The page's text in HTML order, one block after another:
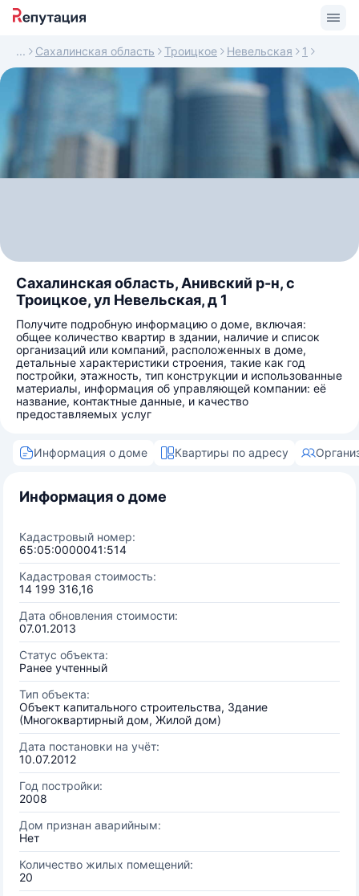
Сахалинская область Троицкое Невельская 1
Сахалинская область, Анивский р-н, с
Троицкое, ул Невельская, д 1
Получите подробную информацию о доме, включая:
общее количество квартир в здании, наличие и список
организаций или компаний, расположенных в доме,
детальные характеристики строения, такие как год
постройки, этажность, тип конструкции и использованные
материалы, информация об управляющей компании: её
название, контактные данные, и качество
предоставляемых услуг
Информация о доме Квартиры по адресу
Информация о доме
Кадастровый номер:
65:05:0000041:514
Кадастровая стоимость:
14 199 316,16
Дата обновления стоимости:
07.01.2013
Статус объекта:
Ранее учтенный
Тип объекта:
Объект капитального строительства, Здание
(Многоквартирный дом, Жилой дом)
Дата постановки на учёт:
10.07.2012
Год постройки:
2008
Дом признан аварийным:
Нет
Количество жилых помещений:
20